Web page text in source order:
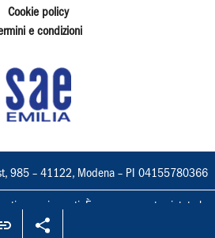
Cookie policy
e condizioni
985 – 41122, Modena – PI 04155780366
sono riservati. È espressamente vietata la
mezzo e l'adattamento totale o parziale.